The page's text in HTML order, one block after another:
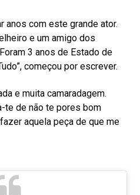
anos com este grande ator.
e um amigo dos
3 anos de Estado de
começou por escrever.
e muita camaradagem.
te de não te pores bom
aquela peça de que me